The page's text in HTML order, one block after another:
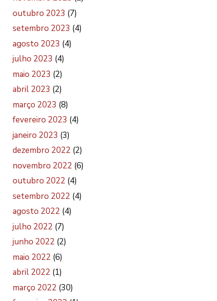
outubro 2023 (7)
setembro 2023 (4)
agosto 2023 (4)
julho 2023 (4)
maio 2023 (2)
abril 2023 (2)
março 2023 (8)
fevereiro 2023 (4)
janeiro 2023 (3)
dezembro 2022 (2)
novembro 2022 (6)
outubro 2022 (4)
setembro 2022 (4)
agosto 2022 (4)
julho 2022 (7)
junho 2022 (2)
maio 2022 (6)
abril 2022 (1)
março 2022 (30)